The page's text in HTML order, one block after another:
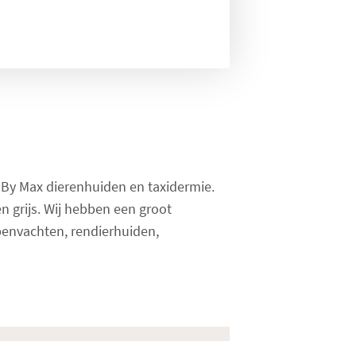
Max dierenhuiden en taxidermie.
grijs. Wij hebben een groot
rendierhuiden,